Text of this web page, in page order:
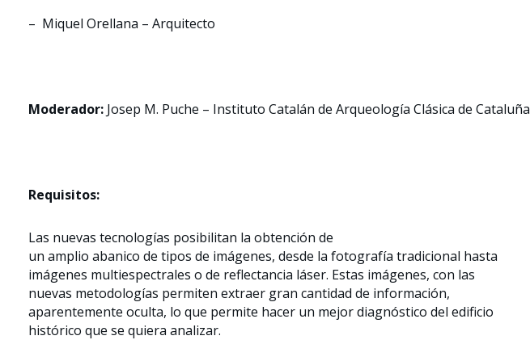
– Miquel Orellana – Arquitecto
Moderador: Josep M. Puche – Instituto Catalán de Arqueología Clásica de Cataluña
Requisitos:
Las nuevas tecnologías posibilitan la obtención de
un amplio abanico de tipos de imágenes, desde la fotografía tradicional hasta
imágenes multiespectrales o de reflectancia láser. Estas imágenes, con las
nuevas metodologías permiten extraer gran cantidad de información,
aparentemente oculta, lo que permite hacer un mejor diagnóstico del edificio
histórico que se quiera analizar.